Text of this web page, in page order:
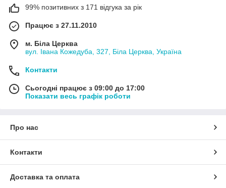
99% позитивних з 171 відгука за рік
Працює з 27.11.2010
м. Біла Церква
вул. Івана Кожедуба, 327, Біла Церква, Україна
Контакти
Сьогодні працює з 09:00 до 17:00
Показати весь графік роботи
Про нас
Контакти
Доставка та оплата